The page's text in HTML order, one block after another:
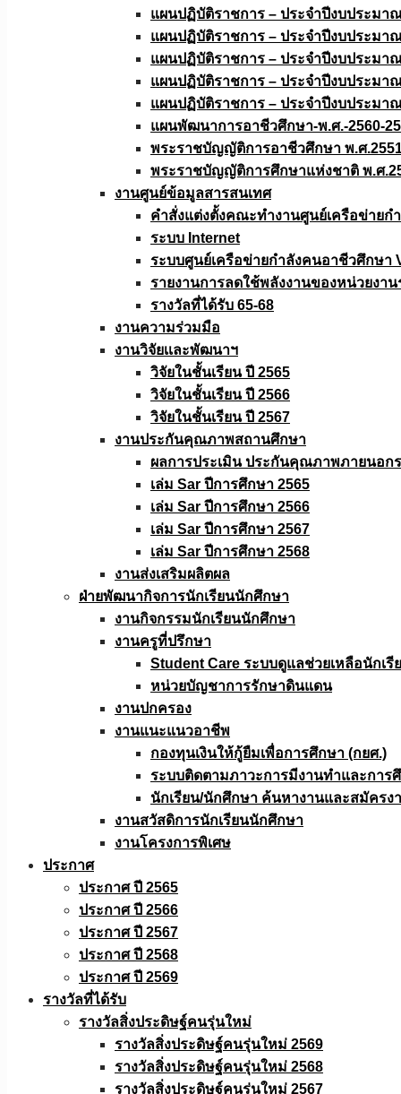
แผนปฏิบัติราชการ – ประจำปีงบประมา
แผนปฏิบัติราชการ – ประจำปีงบประมา
แผนปฏิบัติราชการ – ประจำปีงบประมา
แผนปฏิบัติราชการ – ประจำปีงบประมา
แผนปฏิบัติราชการ – ประจำปีงบประมา
แผนพัฒนาการอาชีวศึกษา-พ.ศ.-2560-
พระราชบัญญัติการอาชีวศึกษา พ.ศ
พระราชบัญญัติการศึกษาแห่งชาติ พ.ศ
งานศูนย์ข้อมูลสารสนเทศ
คำสั่งแต่งตั้งคณะทำงานศูนย์เครือข่าย
ระบบ Internet
ระบบศูนย์เครือข่ายกำลังคนอาชีวศึกษา
รายงานการลดใช้พลังงานของหน่วยงา
รางวัลที่ได้รับ 65-68
งานความร่วมมือ
งานวิจัยเเละพัฒนาฯ
วิจัยในชั้นเรียน ปี 2565
วิจัยในชั้นเรียน ปี 2566
วิจัยในชั้นเรียน ปี 2567
งานประกันคุณภาพสถานศึกษา
ผลการประเมิน ประกันคุณภาพภายนอก
เล่ม Sar ปีการศึกษา 2565
เล่ม Sar ปีการศึกษา 2566
เล่ม Sar ปีการศึกษา 2567
เล่ม Sar ปีการศึกษา 2568
งานส่งเสริมผลิตผล
ฝ่ายพัฒนากิจการนักเรียนนักศึกษา
งานกิจกรรมนักเรียนนักศึกษา
งานครูที่ปรึกษา
Student Care ระบบดูแลช่วยเหลือนักเรี
หน่วยบัญชาการรักษาดินแดน
งานปกครอง
งานแนะแนวอาชีพ
กองทุนเงินให้กู้ยืมเพื่อการศึกษา (กยศ.)
ระบบติดตามภาวะการมีงานทำและการ
นักเรียน/นักศึกษา ค้นหางานและสมัครง
งานสวัสดิการนักเรียนนักศึกษา
งานโครงการพิเศษ
ประกาศ
ประกาศ ปี 2565
ประกาศ ปี 2566
ประกาศ ปี 2567
ประกาศ ปี 2568
ประกาศ ปี 2569
รางวัลที่ได้รับ
รางวัลสิ่งประดิษฐ์คนรุ่นใหม่
รางวัลสิ่งประดิษฐ์คนรุ่นใหม่ 2569
รางวัลสิ่งประดิษฐ์คนรุ่นใหม่ 2568
รางวัลสิ่งประดิษฐ์คนรุ่นใหม่ 2567